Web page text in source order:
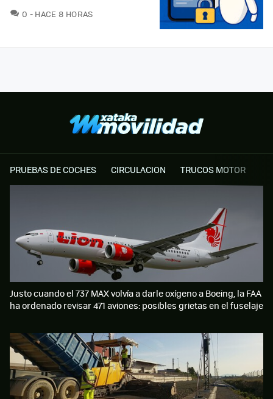
0 COMENTARIOS
HACE 8 HORAS
PRUEBAS DE COCHES CIRCULACION TRUCOS MOTOR
Justo cuando el 737 MAX volvía a darle oxígeno a Boeing, la FAA
ha ordenado revisar 471 aviones: posibles grietas en el fuselaje